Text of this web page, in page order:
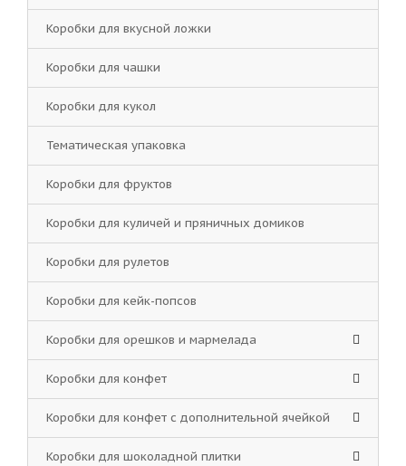
Коробки для вкусной ложки
Коробки для чашки
Коробки для кукол
Тематическая упаковка
Коробки для фруктов
Коробки для куличей и пряничных домиков
Коробки для рулетов
Коробки для кейк-попсов
Коробки для орешков и мармелада
Коробки для конфет
Коробки для конфет с дополнительной ячейкой
Коробки для шоколадной плитки